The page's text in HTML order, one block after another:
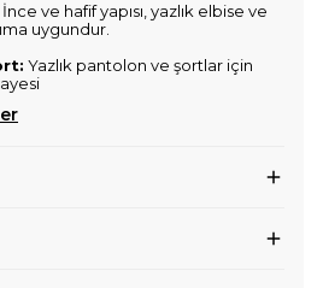
İnce ve hafif yapısı, yazlık elbise ve
uygundur.
Yazlık pantolon ve şortlar için